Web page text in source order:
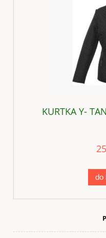
KURTKA Y-
do